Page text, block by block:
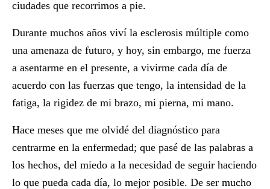
ciudades que recorrimos a pie.
Durante muchos años viví la esclerosis múltiple como
una amenaza de futuro, y hoy, sin embargo, me fuerza
a asentarme en el presente, a vivirme cada día de
acuerdo con las fuerzas que tengo, la intensidad de la
fatiga, la rigidez de mi brazo, mi pierna, mi mano.
Hace meses que me olvidé del diagnóstico para
centrarme en la enfermedad; que pasé de las palabras a
los hechos, del miedo a la necesidad de seguir haciendo
lo que pueda cada día, lo mejor posible. De ser mucho